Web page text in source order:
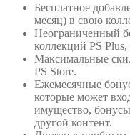
Бесплатное
месяц) в свою
Неограниченный
коллекций PS
Максимальные
PS Store.
Ежемесячные
которые может
имущество,
другой контент.